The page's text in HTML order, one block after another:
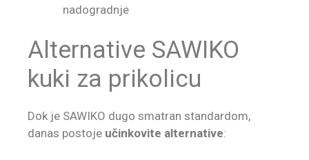
nadogradnje
Alternative SAWIKO
kuki za prikolicu
Dok je SAWIKO dugo smatran standardom,
danas postoje učinkovite alternative: